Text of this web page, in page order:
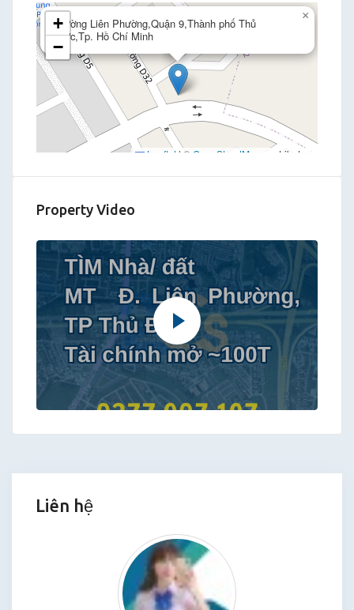
Đường Liên Phường,Quận 9,Thành phố Thủ
Đức,Tp. Hồ Chí Minh
×
+
−
Leaflet | © OpenStreetMap contributors
Property Video
Liên hệ